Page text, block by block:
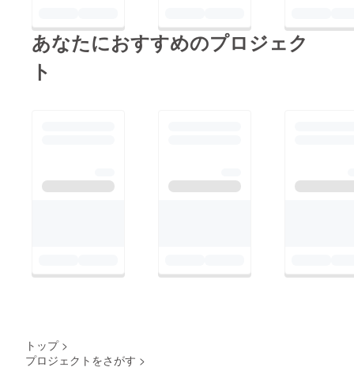
あなたにおすすめのプロジェク
ト
トップ >
プロジェクトをさがす >